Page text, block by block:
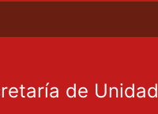
de Unidad